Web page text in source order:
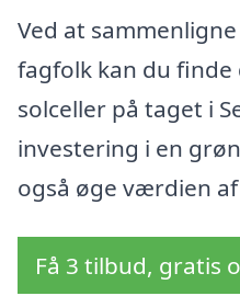
Ved at
fagfolk kan du finde
solceller på taget i
investering i en
også øge værdien
Få 3 tilbud, gratis